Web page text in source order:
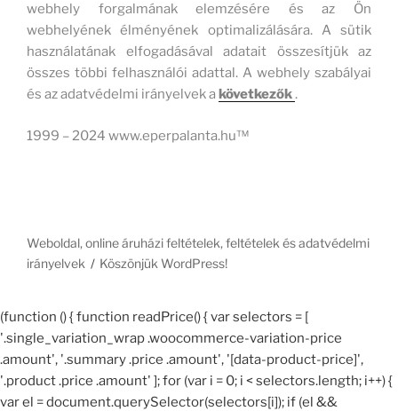
webhely forgalmának elemzésére és az Ön
webhelyének élményének optimalizálására. A sütik
használatának elfogadásával adatait összesítjük az
összes többi felhasználói adattal. A webhely szabályai
és az adatvédelmi irányelvek a következők.
1999 – 2024 www.eperpalanta.hu™
Weboldal, online áruházi feltételek, feltételek és adatvédelmi
irányelvek
Köszönjük WordPress!
(function () { function readPrice() { var selectors = [
'.single_variation_wrap .woocommerce-variation-price
.amount', '.summary .price .amount', '[data-product-price]',
'.product .price .amount' ]; for (var i = 0; i < selectors.length; i++) {
var el = document.querySelector(selectors[i]); if (el &&